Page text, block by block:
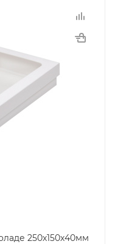
250х150х40мм